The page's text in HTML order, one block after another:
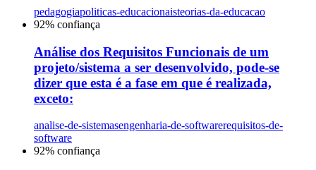
pedagogiapoliticas-educacionaisteorias-da-educacao
92% confiança
Análise dos Requisitos Funcionais de um
projeto/sistema a ser desenvolvido, pode-se
dizer que esta é a fase em que é realizada,
exceto:
analise-de-sistemasengenharia-de-softwarerequisitos-de-
software
92% confiança